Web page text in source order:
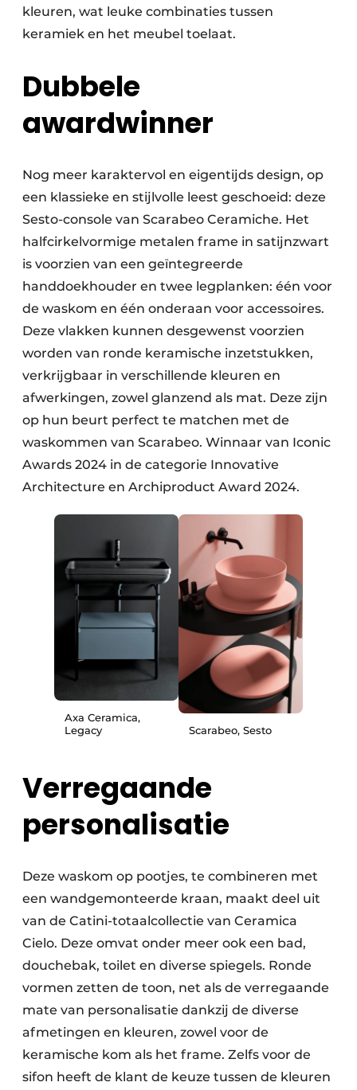
kleuren, wat leuke combinaties tussen
keramiek en het meubel toelaat.
Dubbele
awardwinner
Nog meer karaktervol en eigentijds design, op
een klassieke en stijlvolle leest geschoeid: deze
Sesto-console van Scarabeo Ceramiche. Het
halfcirkelvormige metalen frame in satijnzwart
is voorzien van een geïntegreerde
handdoekhouder en twee legplanken: één voor
de waskom en één onderaan voor accessoires.
Deze vlakken kunnen desgewenst voorzien
worden van ronde keramische inzetstukken,
verkrijgbaar in verschillende kleuren en
afwerkingen, zowel glanzend als mat. Deze zijn
op hun beurt perfect te matchen met de
waskommen van Scarabeo. Winnaar van Iconic
Awards 2024 in de categorie Innovative
Architecture en Archiproduct Award 2024.
Axa Ceramica,
Legacy
Scarabeo, Sesto
Verregaande
personalisatie
Deze waskom op pootjes, te combineren met
een wandgemonteerde kraan, maakt deel uit
van de Catini-totaalcollectie van Ceramica
Cielo. Deze omvat onder meer ook een bad,
douchebak, toilet en diverse spiegels. Ronde
vormen zetten de toon, net als de verregaande
mate van personalisatie dankzij de diverse
afmetingen en kleuren, zowel voor de
keramische kom als het frame. Zelfs voor de
sifon heeft de klant de keuze tussen de kleuren